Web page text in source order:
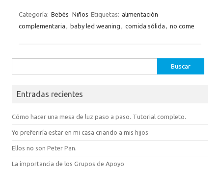
Categoría: Bebés Niños Etiquetas: alimentación
complementaria
baby led weaning comida sólida no come
Entradas recientes
Cómo hacer una mesa de luz paso a paso. Tutorial completo.
Yo preferiría estar en mi casa criando a mis hijos
Ellos no son Peter Pan.
La importancia de los Grupos de Apoyo